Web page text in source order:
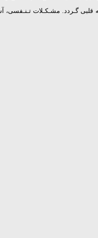
گـردد. مشـكـلات تـنـفسی،